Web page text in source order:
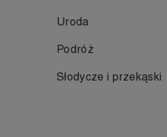
Uroda
Podróż
Słodycze i przekąski